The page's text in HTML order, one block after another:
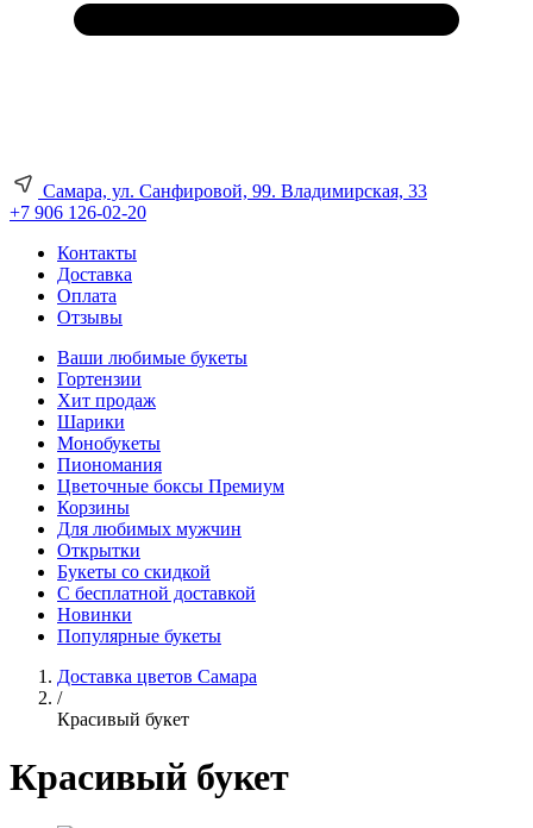
Самара, ул. Санфировой, 99. Владимирская, 33
+7 906 126-02-20
Контакты
Доставка
Оплата
Отзывы
Ваши любимые букеты
Гортензии
Хит продаж
Шарики
Монобукеты
Пиономания
Цветочные боксы Премиум
Корзины
Для любимых мужчин
Открытки
Букеты со скидкой
С бесплатной доставкой
Новинки
Популярные букеты
Доставка цветов Самара
/
Красивый букет
Красивый букет